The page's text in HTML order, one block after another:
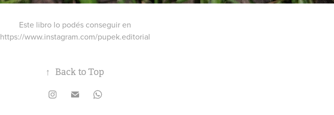
Este libro lo podés conseguir en
https://www.instagram.com/pupek.editorial
↑ Back to Top